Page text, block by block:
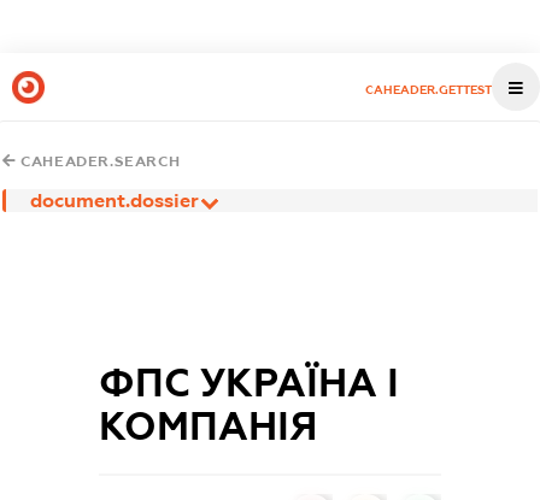
CAHEADER.GETTEST
CAHEADER.SEARCH
document.dossier
ФПС УКРАЇНА І
КОМПАНІЯ